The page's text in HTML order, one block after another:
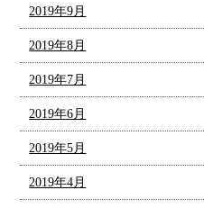
2019年9月
2019年8月
2019年7月
2019年6月
2019年5月
2019年4月